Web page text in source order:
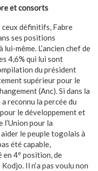
et consorts
définitifs, Fabre
ses positions
même. L’ancien chef de
4,6% qui lui sont
du président
supérieur pour le
(Anc). Si dans la
reconnu la percée du
le développement et
l’Union pour la
le peuple togolais à
été capable,
en 4e position, de
Il n’a pas voulu non